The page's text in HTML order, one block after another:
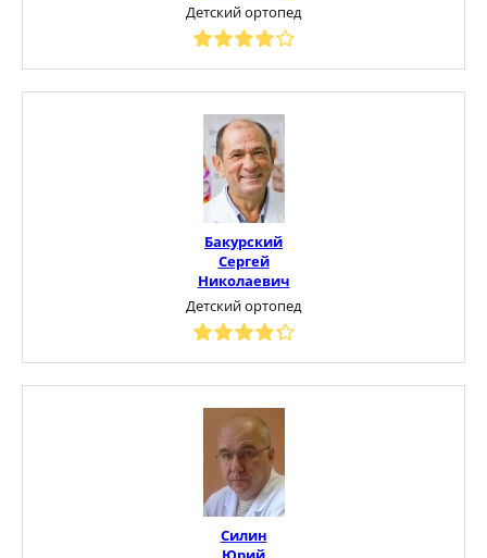
Детский ортопед
Бакурский
Сергей
Николаевич
Детский ортопед
Силин